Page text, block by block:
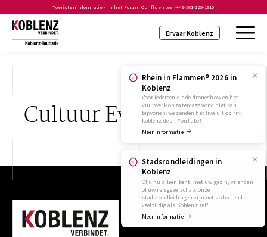
Toeristeninformatie - In het Forum Confluentes -+49-261-129-1610
Ervaar Koblenz
Rhein in Flammen® 2026 in
Koblenz
Voor iedereen die de droneshow en het
vuurwerk op zaterdagavond niet kan
bijwonen: we zenden het live uit op rif-
koblenz.de en YouTube!
Meer informatie
Stadsrondleidingen in
Koblenz
Of u nu alleen bent, met uw gezin, vrienden
of uw reisgezelschap: onze
stadsrondleidingen zijn net zo boeiend en
veelzijdig als Koblenz zelf …
Meer informatie
Cultuur Evenementen
Koblenz-Touristik